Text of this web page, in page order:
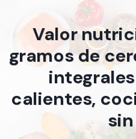
Valor
gramos de
calientes,